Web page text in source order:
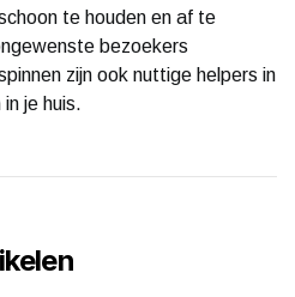
te houden en af te
bezoekers
zijn ook nuttige helpers in
je huis.